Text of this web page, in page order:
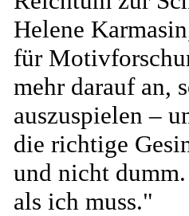
Helene
für
mehr darauf an,
auszuspielen –
die richtige
und nicht
als ich muss."